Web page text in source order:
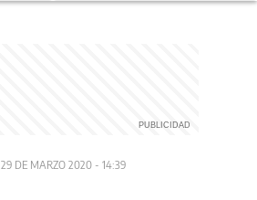
29 DE MARZO 2020 - 14:39